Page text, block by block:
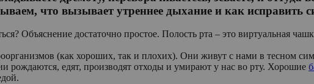
что вызывает утреннее дыхание и как исправить
Объяснение достаточно простое. Полость рта – это виртуальная
(как хороших, так и плохих). Они живут с нами в тесном
рождаются, едят, производят отходы и умирают у нас во рту. Хорошие